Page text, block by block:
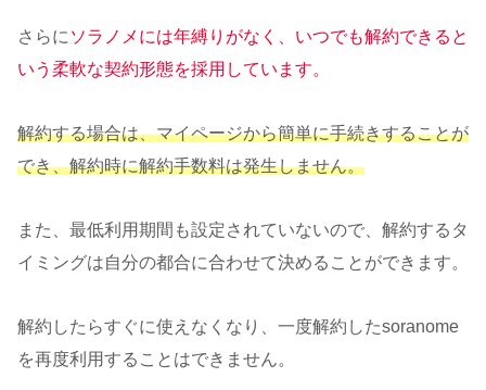
さらにソラノメには年縛りがなく、いつでも解約できると
いう柔軟な契約形態を採用しています。
解約する場合は、マイページから簡単に手続きすることが
でき、解約時に解約手数料は発生しません。
また、最低利用期間も設定されていないので、解約するタ
イミングは自分の都合に合わせて決めることができます。
解約したらすぐに使えなくなり、一度解約したsoranome
を再度利用することはできません。